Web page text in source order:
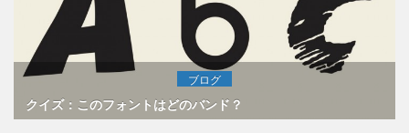
ブログ
クイズ：このフォントはどのバンド？